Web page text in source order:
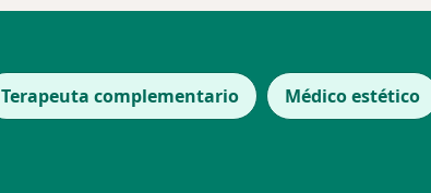
Terapeuta complementario Médico estético